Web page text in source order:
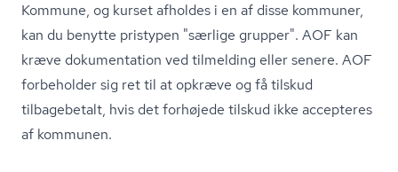
Kommune, og kurset afholdes i en af disse kommuner,
kan du benytte pristypen "særlige grupper". AOF kan
kræve dokumentation ved tilmelding eller senere. AOF
forbeholder sig ret til at opkræve og få tilskud
tilbagebetalt, hvis det forhøjede tilskud ikke accepteres
af kommunen.